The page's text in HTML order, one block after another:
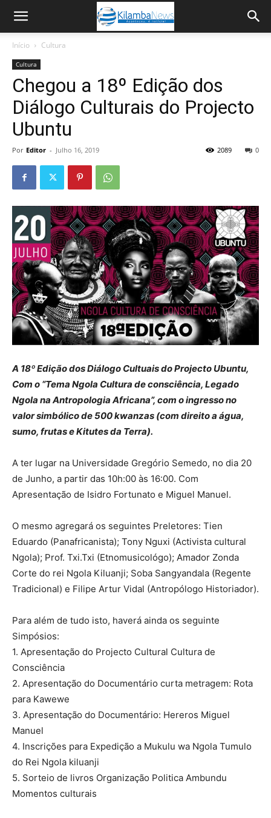
Início Cultura
Cultura
Chegou a 18º Edição dos
Diálogo Culturais do Projecto
Ubuntu
Por Editor - Julho 16, 2019 0
2089
A 18º Edição dos Diálogo Cultuais do Projecto Ubuntu,
Com o “Tema Ngola Cultura de consciência, Legado
Ngola na Antropologia Africana”, com o ingresso no
valor simbólico de 500 kwanzas (com direito a água,
sumo, frutas e Kitutes da Terra).
A ter lugar na Universidade Gregório Semedo, no dia 20
de Junho, a partir das 10h:00 às 16:00. Com
Apresentação de Isidro Fortunato e Miguel Manuel.
O mesmo agregará os seguintes Preletores: Tien
Eduardo (Panafricanista); Tony Nguxi (Activista cultural
Ngola); Prof. Txi.Txi (Etnomusicológo); Amador Zonda
Corte do rei Ngola Kiluanji; Soba Sangyandala (Regente
Tradicional) e Filipe Artur Vidal (Antropólogo Historiador).
Para além de tudo isto, haverá ainda os seguinte
Simpósios:
1. Apresentação do Projecto Cultural Cultura de
Consciência
2. Apresentação do Documentário curta metragem: Rota
para Kawewe
3. Apresentação do Documentário: Hereros Miguel
Manuel
4. Inscrições para Expedição a Mukulu wa Ngola Tumulo
do Rei Ngola kiluanji
5. Sorteio de livros Organização Politica Ambundu
Momentos culturais